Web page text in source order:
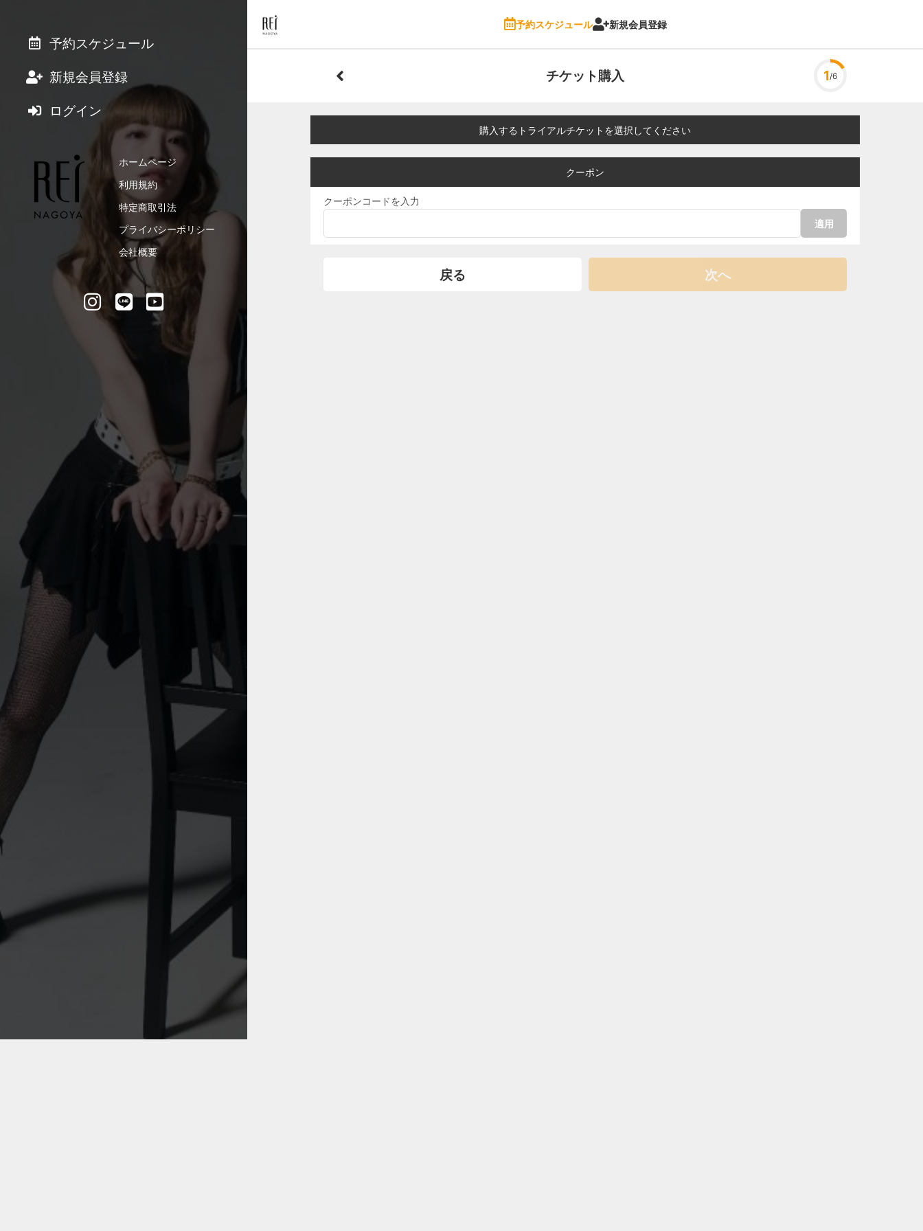
予約スケジュール 新規会員登録
チケット購入 1/6
購入するトライアルチケットを選択してください
クーポン
クーポンコードを入力
適用
次へ
戻る
予約スケジュール
新規会員登録
ログイン
ホームページ
利用規約
特定商取引法
プライバシーポリシー
会社概要